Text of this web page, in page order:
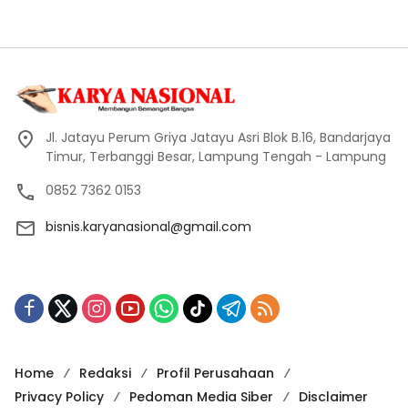
Jl. Jatayu Perum Griya Jatayu Asri Blok B.16, Bandarjaya
Timur, Terbanggi Besar, Lampung Tengah - Lampung
0852 7362 0153
bisnis.karyanasional@gmail.com
Home Redaksi
Profil Perusahaan
Privacy Policy
Pedoman Media Siber Disclaimer